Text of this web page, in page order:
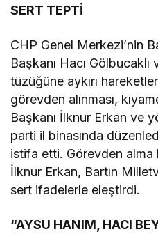
SERT TEPTİ
CHP Genel Merkezi’nin
Başkanı Hacı
tüzüğüne aykırı
görevden alınması,
Başkanı İlknur Erkan ve
parti il binasında
istifa etti. Görevden alma
İlknur Erkan, Bartın
sert ifadelerle eleştirdi.
“AYSU HANIM, HACI